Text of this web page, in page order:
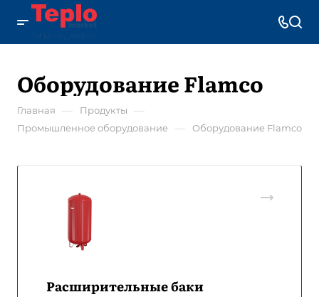
Оборудование Flamco
Главная — Продукты —
Промышленное оборудование — Оборудование Flamco
Расширительные баки